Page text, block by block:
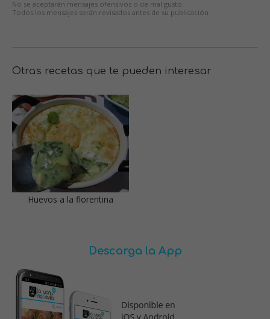
No se aceptarán mensajes ofensivos o de mal gusto.
Todos los mensajes serán revisados antes de su publicación.
Otras recetas que te pueden interesar
Huevos a la florentina
Descarga la App